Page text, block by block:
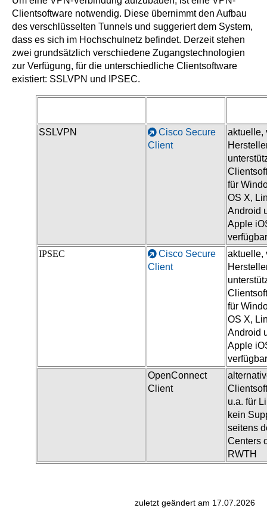
Clientsoftware notwendig. Diese übernimmt den Aufbau
des verschlüsselten Tunnels und suggeriert dem System,
dass es sich im Hochschulnetz befindet. Derzeit stehen
zwei grundsätzlich verschiedene Zugangstechnologien
zur Verfügung, für die unterschiedliche Clientsoftware
existiert: SSLVPN und IPSEC.
SSLVPN
Cisco Secure
Client
aktuelle,
für
OS X,
Android
Apple
verfügbar
IPSEC
Cisco Secure
Client
aktuelle,
für
OS X,
Android
Apple
verfügbar
OpenConnect
Client
u.a. für
kein
seitens
Centers
RWTH
zuletzt geändert am 17.07.2026